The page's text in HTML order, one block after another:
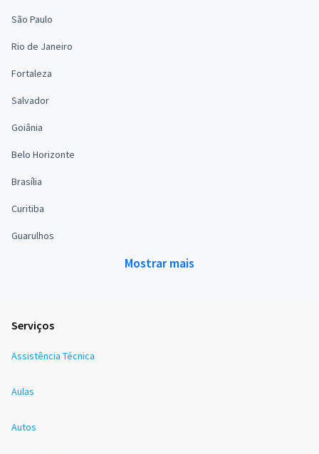
São Paulo
Rio de Janeiro
Fortaleza
Salvador
Goiânia
Belo Horizonte
Brasília
Curitiba
Guarulhos
Mostrar mais
Serviços
Assistência Técnica
Aulas
Autos